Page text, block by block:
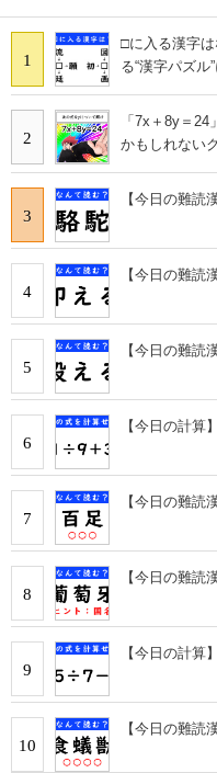
1
□に入る漢字
る“漢字パズル
2
「7x＋8y＝
かもしれない
3
【今日の難読
4
【今日の難読
5
【今日の難読
6
【今日の計算
7
【今日の難読
8
【今日の難読
9
【今日の計算
10
【今日の難読